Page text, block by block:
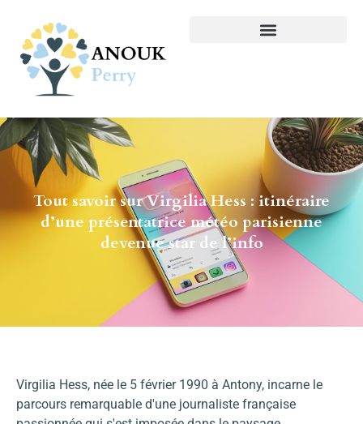
Tout savoir sur Virgilia Hess : itinéraire
d’une présentatrice météo parisienne
devenue star de l’info
Virgilia Hess, née le 5 février 1990 à Antony, incarne le
parcours remarquable d'une journaliste française